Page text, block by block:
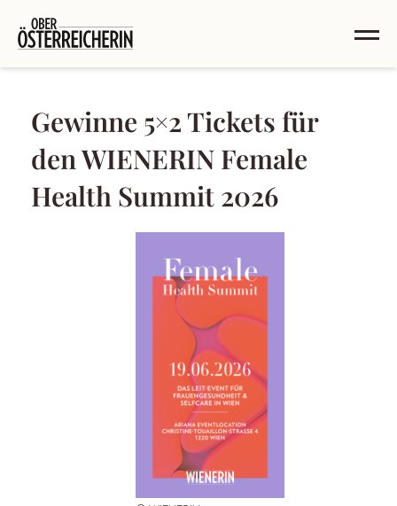
Gewinne 5×2 Tickets für
den WIENERIN Female
Health Summit 2026